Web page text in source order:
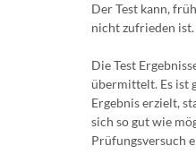
Der Test kann,
nicht zufrieden
Die Test
übermittelt. Es ist
Ergebnis erzielt,
sich so gut wie
Prüfungsversuch